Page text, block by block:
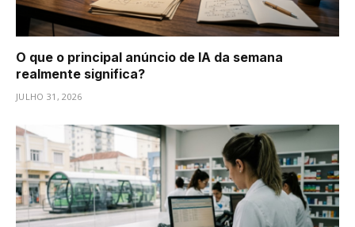
O que o principal anúncio de IA da semana
realmente significa?
JULHO 31, 2026